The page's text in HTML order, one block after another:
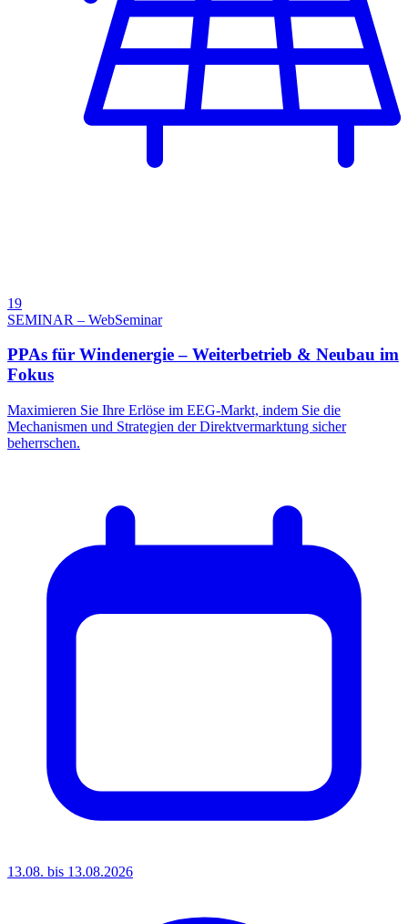
19
SEMINAR – WebSeminar
PPAs für Windenergie – Weiterbetrieb & Neubau im
Fokus
Maximieren Sie Ihre Erlöse im EEG-Markt, indem Sie die
Mechanismen und Strategien der Direktvermarktung sicher
beherrschen.
13.08. bis 13.08.2026